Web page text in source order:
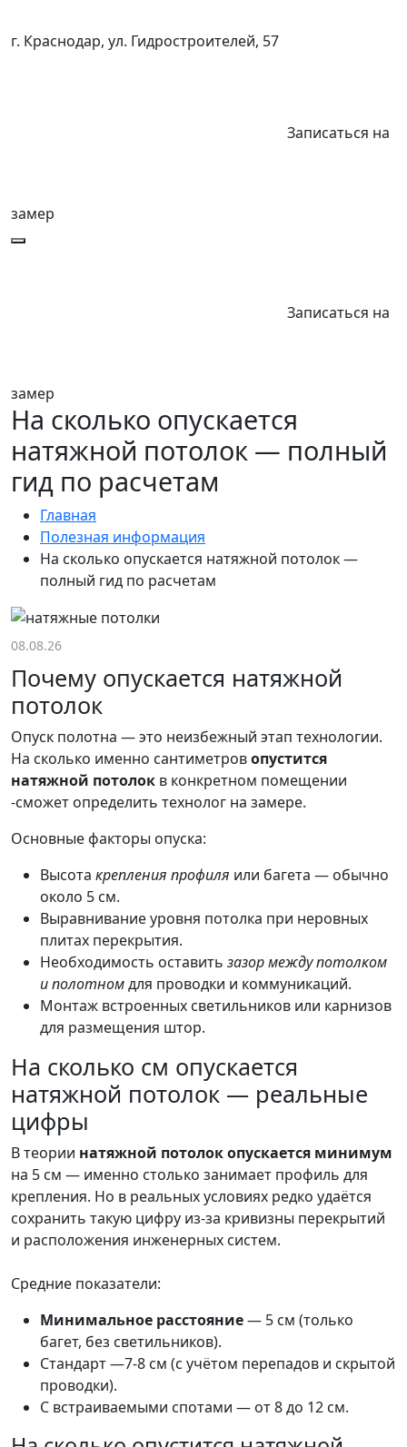
г. Краснодар, ул. Гидростроителей, 57
Записаться на
замер
Записаться на
замер
На сколько опускается
натяжной потолок — полный
гид по расчетам
Главная
Полезная информация
На сколько опускается натяжной потолок —
полный гид по расчетам
08.08.26
Почему опускается натяжной
потолок
Опуск полотна — это неизбежный этап технологии.
На сколько именно сантиметровопустится
натяжной потолок в конкретном помещении
-сможет определить технолог на замере.
Основные факторы опуска:
Высота крепления профиля или багета — обычно
около 5 см.
Выравнивание уровня потолка при неровных
плитах перекрытия.
Необходимость оставить зазор между потолком
и полотномдля проводки и коммуникаций.
Монтаж встроенных светильников или карнизов
для размещения штор.
На сколько см опускается
натяжной потолок — реальные
цифры
В теории натяжной потолок опускается минимум
на 5 см — именно столько занимает профиль для
крепления. Но в реальных условиях редко удаётся
сохранить такую цифру из-за кривизны перекрытий
и расположения инженерных систем.
Средние показатели:
Минимальное расстояние— 5 см (только
багет, без светильников).
Стандарт —7-8 см (с учётом перепадов и скрытой
проводки).
С встраиваемыми спотами — от 8 до 12 см.